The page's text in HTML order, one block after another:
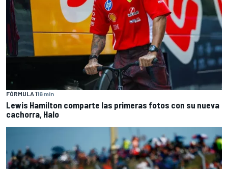
FÓRMULA 116 min
Lewis Hamilton comparte las primeras fotos con su nueva
cachorra, Halo